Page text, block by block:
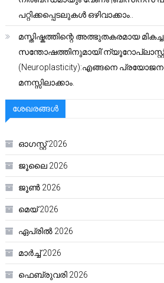
പറ്റിക്കപ്പെടലുകൾ ഒഴിവാക്കാം..
മസ്തിഷ്കത്തിന്റെ അത്ഭുതകരമായ
(Neuroplasticity):എങ്ങനെ
മനസ്സിലാക്കാം.
ശേഖരങ്ങൾ
ഓഗസ്റ്റ്‌ 2026
ജൂലൈ 2026
ജൂൺ 2026
മെയ്‌ 2026
ഏപ്രിൽ 2026
മാർച്ച്‌ 2026
ഫെബ്രുവരി 2026